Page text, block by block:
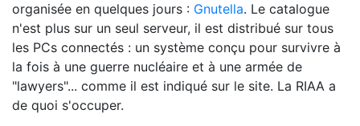
organisée en quelques jours : Gnutella. Le catalogue
n'est plus sur un seul serveur, il est distribué sur tous
les PCs connectés : un système conçu pour survivre à
la fois à une guerre nucléaire et à une armée de
"lawyers"... comme il est indiqué sur le site. La RIAA a
de quoi s'occuper.